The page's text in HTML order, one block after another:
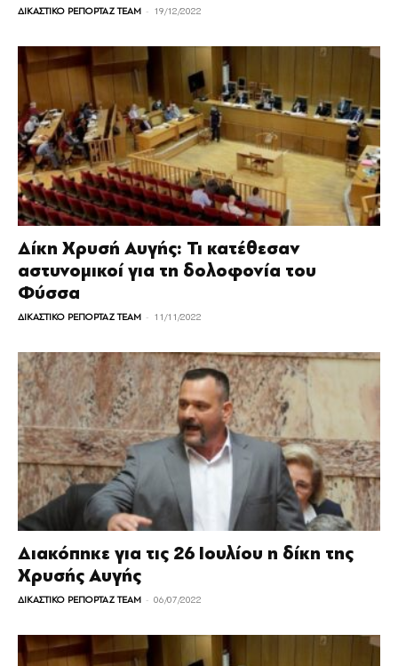
ΔΙΚΑΣΤΙΚΟ ΡΕΠΟΡΤΑΖ TEAM - 19/12/2022
Δίκη Χρυσή Αυγής: Τι κατέθεσαν
αστυνομικοί για τη δολοφονία του
Φύσσα
ΔΙΚΑΣΤΙΚΟ ΡΕΠΟΡΤΑΖ TEAM - 11/11/2022
Διακόπηκε για τις 26 Ιουλίου η δίκη της
Χρυσής Αυγής
ΔΙΚΑΣΤΙΚΟ ΡΕΠΟΡΤΑΖ TEAM - 06/07/2022